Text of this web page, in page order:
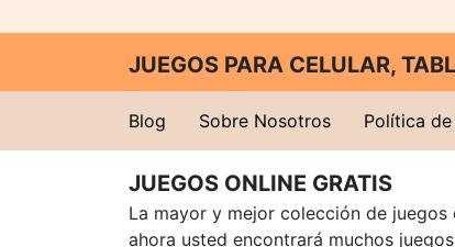
JUEGOS PARA CELULAR,
Blog Sobre Nosotros Política
JUEGOS ONLINE GRATIS
La mayor y mejor colección de juegos
ahora usted encontrará muchos